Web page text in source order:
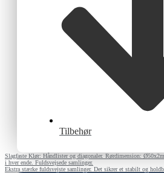
Tilbehør
Slagfaste Klør: Håndlister og diagonaler. Rørdimension:
i hver ende. Fuldsvejsede samlinger.
Ekstra stærke fuldsvejste samlinger. Det sikrer et stabilt og